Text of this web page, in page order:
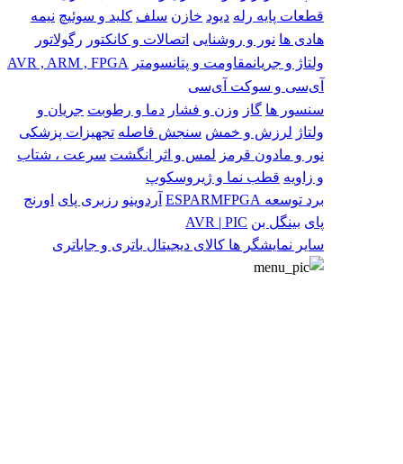
قطعات پایه رله دیود خازن سلف کلید و سوئیچ نیمه
هادی ها نور و روشنایی اتصالات و کانکتور رگولاتور
ولتاژ و جریانمقاومت و پتانسومتر
AVR , ARM , FPGA
آی‌سی و سوکت آی‌سی
سنسور ها گاز وزن و فشار دما و رطوبت جریان و
ولتاژ لرزش و خمش سنجش فاصله تجهیزات پزشکی
نور و مادون قرمز لمس و اثر انگشت سرعت ، شتاب
و زاویه قطب نما و ژیروسکوپ
برد توسعه
ESPARMFPGA آردوینو رزبری پای اورنج
پای بینگل بن AVR | PIC
سایر نمایشگر ها کالای دیجیتال باتری و جاباتری